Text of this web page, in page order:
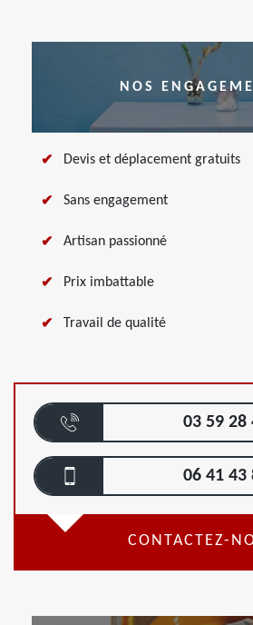
NOS
Devis et déplacement gratuits
Sans engagement
Artisan passionné
Prix imbattable
Travail de qualité
03 59 28
06 41 43
CONTACTEZ-